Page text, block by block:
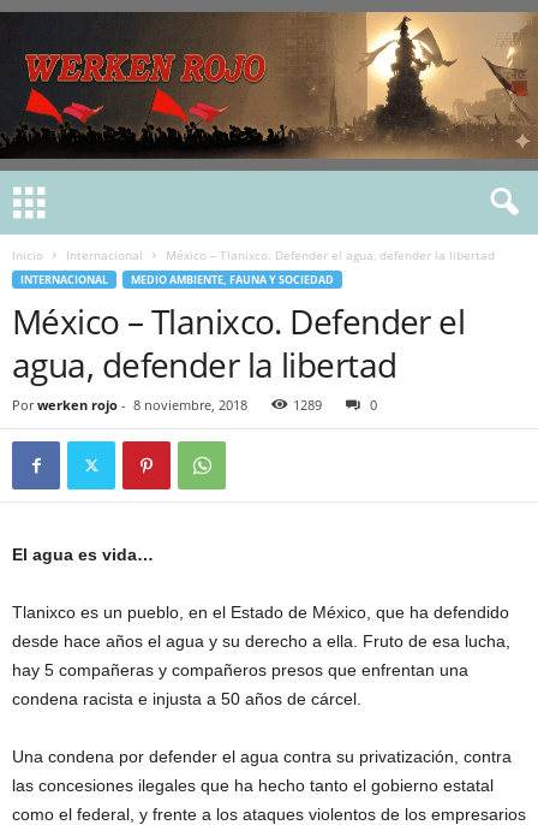
Inicio Internacional México – Tlanixco. Defender el agua, defender la libertad
INTERNACIONAL MEDIO AMBIENTE, FAUNA Y SOCIEDAD
México – Tlanixco. Defender el
agua, defender la libertad
Por werken rojo - 8 noviembre, 2018 1289 0
El agua es vida…
Tlanixco es un pueblo, en el Estado de México, que ha defendido
desde hace años el agua y su derecho a ella. Fruto de esa lucha,
hay 5 compañeras y compañeros presos que enfrentan una
condena racista e injusta a 50 años de cárcel.
Una condena por defender el agua contra su privatización, contra
las concesiones ilegales que ha hecho tanto el gobierno estatal
como el federal, y frente a los ataques violentos de los empresarios